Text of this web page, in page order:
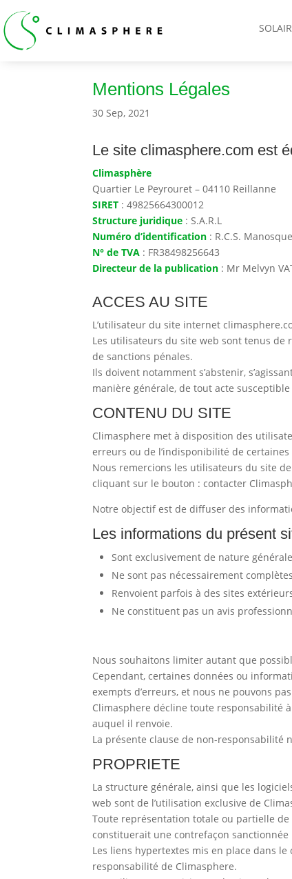
Mentions Légales
30 Sep, 2021
Le site climasphere.com est
Climasphère
Quartier Le Peyrouret – 04110 Reillanne
SIRET : 49825664300012
Structure juridique : S.A.R.L
Numéro d’identification : R.C.S.
N° de TVA : FR38498256643
Directeur de la publication : Mr Melvyn
ACCES AU SITE
L’utilisateur du site internet
Les utilisateurs du site web sont tenus de
de sanctions pénales.
Ils doivent notamment s’abstenir,
manière générale, de tout acte
CONTENU DU SITE
Climasphere met à disposition des
erreurs ou de l’indisponibilité de
Nous remercions les utilisateurs du site
cliquant sur le bouton : contacter
Notre objectif est de diffuser des
Les informations du présent
Sont exclusivement de nature
Ne sont pas nécessairement
Renvoient parfois à des sites
Ne constituent pas un avis
Nous souhaitons limiter autant que
Cependant, certaines données ou
exempts d’erreurs, et nous ne pouvons
Climasphere décline toute responsabilité
auquel il renvoie.
La présente clause de non-responsabilité
PROPRIETE
La structure générale, ainsi que les
web sont de l’utilisation exclusive de
Toute représentation totale ou partielle
constituerait une contrefaçon
Les liens hypertextes mis en place dans
responsabilité de Climasphere.